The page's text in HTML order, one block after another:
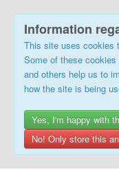
Information
This site uses cookies
Some of these
and others help us to
how the site is being
Yes, I'm happy with
No! Only store this